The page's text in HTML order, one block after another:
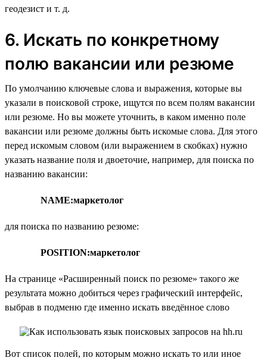
геодезист и т. д.
6. Искать по конкретному
полю вакансии или резюме
По умолчанию ключевые слова и выражения, которые вы
указали в поисковой строке, ищутся по всем полям вакансии
или резюме. Но вы можете уточнить, в каком именно поле
вакансии или резюме должны быть искомые слова. Для этого
перед искомым словом (или выражением в скобках) нужно
указать название поля и двоеточие, например, для поиска по
названию вакансии:
NAME:маркетолог
для поиска по названию резюме:
POSITION:маркетолог
На странице «Расширенный поиск по резюме» такого же
результата можно добиться через графический интерфейс,
выбрав в подменю где именно искать введённое слово
Вот список полей, по которым можно искать то или иное